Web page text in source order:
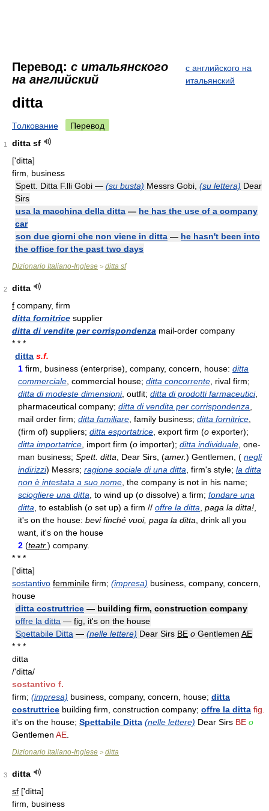
Перевод: с итальянского
на английский
с английского на
итальянский
ditta
Толкование Перевод
1
ditta sf
['ditta]
firm, business
Spett. Ditta F.lli Gobi — (su busta) Messrs Gobi, (su lettera) Dear
Sirs
usa la macchina della ditta — he has the use of a company
car
son due giorni che non viene in ditta — he hasn't been into
the office for the past two days
Dizionario Italiano-Inglese > ditta sf
2
ditta
f company, firm
ditta fornitrice supplier
ditta di vendite per corrispondenza mail-order company
* * *
ditta s.f.
1 firm, business (enterprise), company, concern, house: ditta
commerciale , commercial house; ditta concorrente , rival firm;
ditta di modeste dimensioni, outfit; ditta di prodotti farmaceutici,
pharmaceutical company; ditta di vendita per corrispondenza
mail order firm; ditta familiare , family business; ditta fornitrice
(firm of) suppliers; ditta esportatrice , export firm (o exporter);
ditta importatrice , import firm (o importer); ditta individuale , one-
man business; Spett. ditta , Dear Sirs, (amer.) Gentlemen, ( negli
indirizzi) Messrs; ragione sociale di una ditta , firm's style; la ditta
non è intestata a suo nome , the company is not in his name;
sciogliere una ditta , to wind up (o dissolve) a firm; fondare una
ditta , to establish (o set up) a firm // offre la ditta paga la ditta!
it's on the house: bevi finché vuoi, paga la ditta , drink all you
want, it's on the house
2 (teatr.) company.
* * *
['ditta]
sostantivo femminile firm; (impresa) business, company, concern,
house
ditta costruttrice — building firm, construction company
offre la ditta — fig.
it's on the house
Spettabile Ditta — (nelle lettere) Dear Sirs BE o Gentlemen AE
* * *
ditta
/'ditta/
sostantivo f.
firm; (impresa) business, company, concern, house; ditta
costruttrice building firm, construction company; offre la ditta fig.
it's on the house; Spettabile Ditta (nelle lettere) Dear Sirs BE o
Gentlemen AE
Dizionario Italiano-Inglese > ditta
3
ditta
sf ['ditta]
firm, business